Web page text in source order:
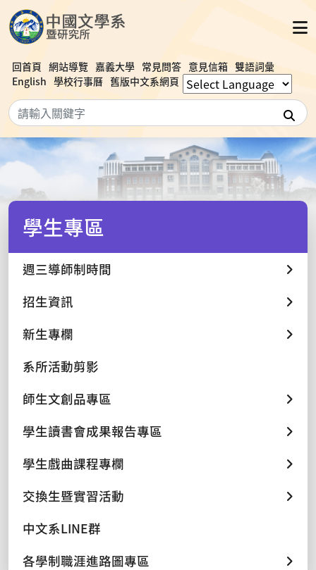
回首頁 網站導覽 嘉義大學 常見問答 意見信箱 雙語詞彙
English 學校行事曆 舊版中文系網頁
搜尋
學生專區
週三導師制時間
招生資訊
新生專欄
系所活動剪影
師生文創品專區
學生讀書會成果報告專區
學生戲曲課程專欄
交換生暨實習活動
中文系LINE群
各學制職涯進路圖專區